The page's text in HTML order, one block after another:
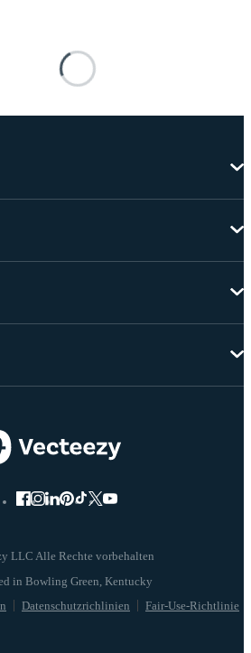
LLC Alle Rechte vorbehalten
Datenschutzrichlinien Fair-Use-Richtlinie